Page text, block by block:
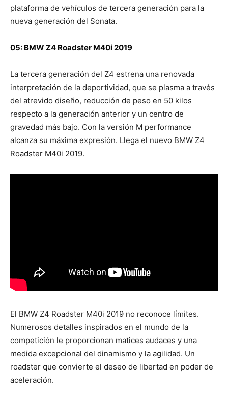
plataforma de vehículos de tercera generación para la
nueva generación del Sonata.
05: BMW Z4 Roadster M40i 2019
La tercera generación del Z4 estrena una renovada
interpretación de la deportividad, que se plasma a través
del atrevido diseño, reducción de peso en 50 kilos
respecto a la generación anterior y un centro de
gravedad más bajo. Con la versión M performance
alcanza su máxima expresión. Llega el nuevo BMW Z4
Roadster M40i 2019.
El BMW Z4 Roadster M40i 2019 no reconoce límites.
Numerosos detalles inspirados en el mundo de la
competición le proporcionan matices audaces y una
medida excepcional del dinamismo y la agilidad. Un
roadster que convierte el deseo de libertad en poder de
aceleración.